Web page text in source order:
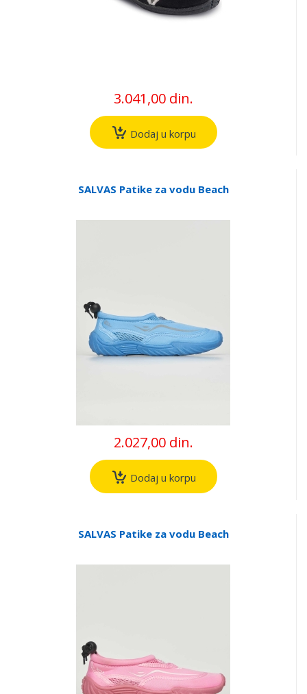
3.041,00 din.
Dodaj u korpu
SALVAS Patike za vodu Beach
2.027,00 din.
Dodaj u korpu
SALVAS Patike za vodu Beach